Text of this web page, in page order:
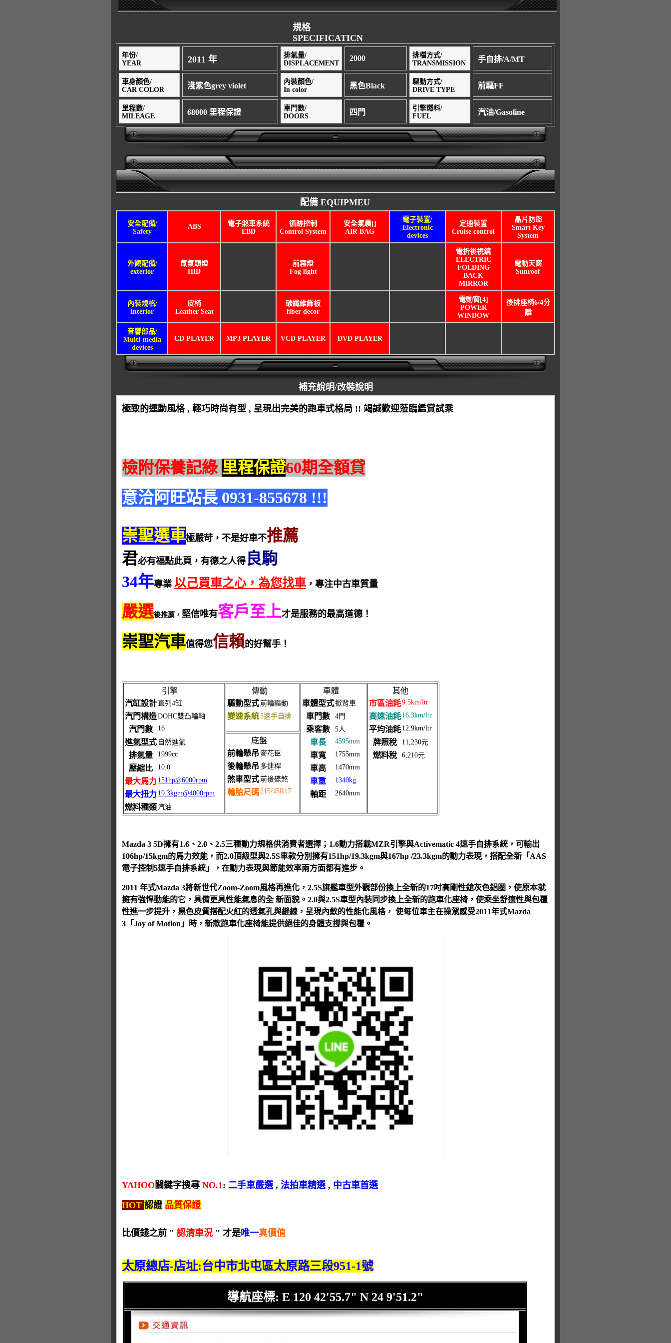
規格
SPECIFICATICN
年份/
YEAR
2011 年
排氣量/
DISPLACEMENT
2000
排檔方式/
TRANSMISSION
手自排/A/MT
車身顏色/
CAR COLOR
淺紫色grey violet
內裝顏色/
In color
黑色Black
驅動方式/
DRIVE TYPE
前驅FF
里程數/
MILEAGE
68000 里程保證
車門數/
DOORS
四門
引擎燃料/
FUEL
汽油/Gasoline
配備 EQUIPMEU
安全配備/
Safety
ABS
電子煞車系統
EBD
循跡控制
Control System
安全氣囊[]
AIR BAG
電子裝置/
Electronic
devices
定速裝置
Cruise control
晶片防盜
Smart Key
System
外觀配備/
exterior
氙氣頭燈
HID
前霧燈
Fog light
電折後視鏡
ELECTRIC
FOLDING
BACK
MIRROR
電動天窗
Sunroof
內裝規格/
Interior
皮椅
Leather Seat
碳纖維飾板
fiber decor
電動窗[4]
POWER
WINDOW
後排座椅6/4分
離
音響部品/
Multi-media
devices
CD PLAYER MP3 PLAYER VCD PLAYER DVD PLAYER
補充說明/改裝說明
極致的運動風格 , 輕巧時尚有型 , 呈現出完美的跑車式格局 !! 竭誠歡迎蒞臨鑑賞試乘
檢附保養記綠 里程保證60期全額貸
意洽阿旺站長 0931-855678 !!!
崇聖選車極嚴苛，不是好車不推薦
君必有福點此頁，有德之人得 良駒
34年專業 以己買車之心，為您找車 ，專注中古車質量
嚴選後推薦， 堅信唯有客戶至上才是服務的最高道德！
崇聖汽車值得您信賴 的好幫手！
引擎
汽缸設計 直列4缸
汽門構造DOHC雙凸輪軸
汽門數 16
進氣型式 自然進氣
排氣量 1999cc
壓縮比 10.0
最大馬力 151hp@6000rpm
最大扭力 19.3kgm@4000rpm
燃料種類汽油
傳動
驅動型式前輪驅動
變速系統5速手自排
車體
車體型式掀背車
車門數 4門
乘客數 5人
車長 4595mm
車寬 1755mm
車高 1470mm
車重 1340kg
軸距 2640mm
其他
市區油耗9.5km/ltr
高速油耗 16.3km/ltr
平均油耗 12.9km/ltr
牌照稅 11,230元
燃料稅 6,210元
底盤
前輪懸吊 麥花臣
後輪懸吊 多連桿
煞車型式前後碟煞
輪胎尺碼215/45R17
Mazda 3 5D擁有1.6、2.0、2.5三種動力規格供消費者選擇；1.6動力搭載MZR引擎與Activematic 4速手自排系統，可輸出
106hp/15kgm的馬力效能，而2.0頂級型與2.5S車款分別擁有151hp/19.3kgm與167hp /23.3kgm的動力表現，搭配全新「AAS
電子控制5速手自排系統」，在動力表現與節能效率兩方面都有進步。
2011 年式Mazda 3將新世代Zoom-Zoom風格再進化，2.5S旗艦車型外觀部份換上全新的17吋高剛性鎗灰色鋁圈，使原本就
擁有強悍動能的它，具備更具性能氣息的全 新面貌。2.0與2.5S車型內裝同步換上全新的跑車化座椅，使乘坐舒適性與包覆
性進一步提升，黑色皮質搭配火紅的透氣孔與縫線，呈現內斂的性能化風格， 使每位車主在操駕感受2011年式Mazda
3「Joy of Motion」時，新款跑車化座椅能提供絕佳的身體支撐與包覆。
YAHOO 關鍵字搜尋 NO.1 : 二手車嚴選 , 法拍車精選 , 中古車首選
HOT 認證 品質保證
比價錢之前 " 認清車況 " 才是唯一真價值
太原總店-店址:台中市北屯區太原路三段951-1號
導航座標: E 120 42'55.7" N 24 9'51.2"